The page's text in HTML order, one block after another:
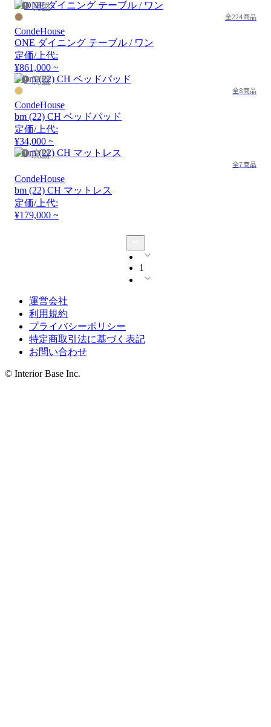
廃盤
全224商品
CondeHouse
ONE ダイニング テーブル / ワン
定価/上代:
¥861,000 ~
廃盤
全8商品
CondeHouse
bm (22) CH ベッドパッド
定価/上代:
¥34,000 ~
廃盤
全7商品
CondeHouse
bm (22) CH マットレス
定価/上代:
¥179,000 ~
1
運営会社
利用規約
プライバシーポリシー
特定商取引法に基づく表記
お問い合わせ
© Interior Base Inc.